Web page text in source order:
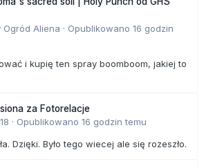
Ogród Aliena · Opublikowano 16 godzin
i kupię ten spray boomboom, jakiej to
za Fotorelacje
· Opublikowano 16 godzin temu
Dzięki. Było tego wiecej ale się rozeszło.